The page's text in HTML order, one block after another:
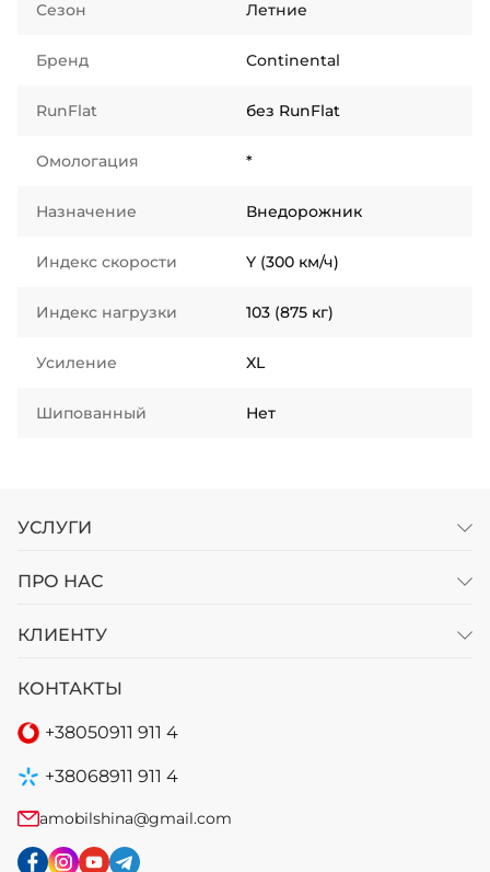
Сезон Летние
Бренд Continental
RunFlat без RunFlat
Омологация *
Назначение Внедорожник
Индекс скорости Y (300 км/ч)
Индекс нагрузки 103 (875 кг)
Усиление XL
Шипованный Нет
УСЛУГИ
ПРО НАС
КЛИЕНТУ
КОНТАКТЫ
+38050911 911 4
+38068911 911 4
amobilshina@gmail.com